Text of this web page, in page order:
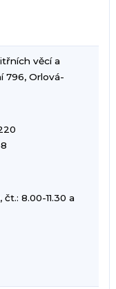
věcí a
796, Orlová-
8.00-11.30 a